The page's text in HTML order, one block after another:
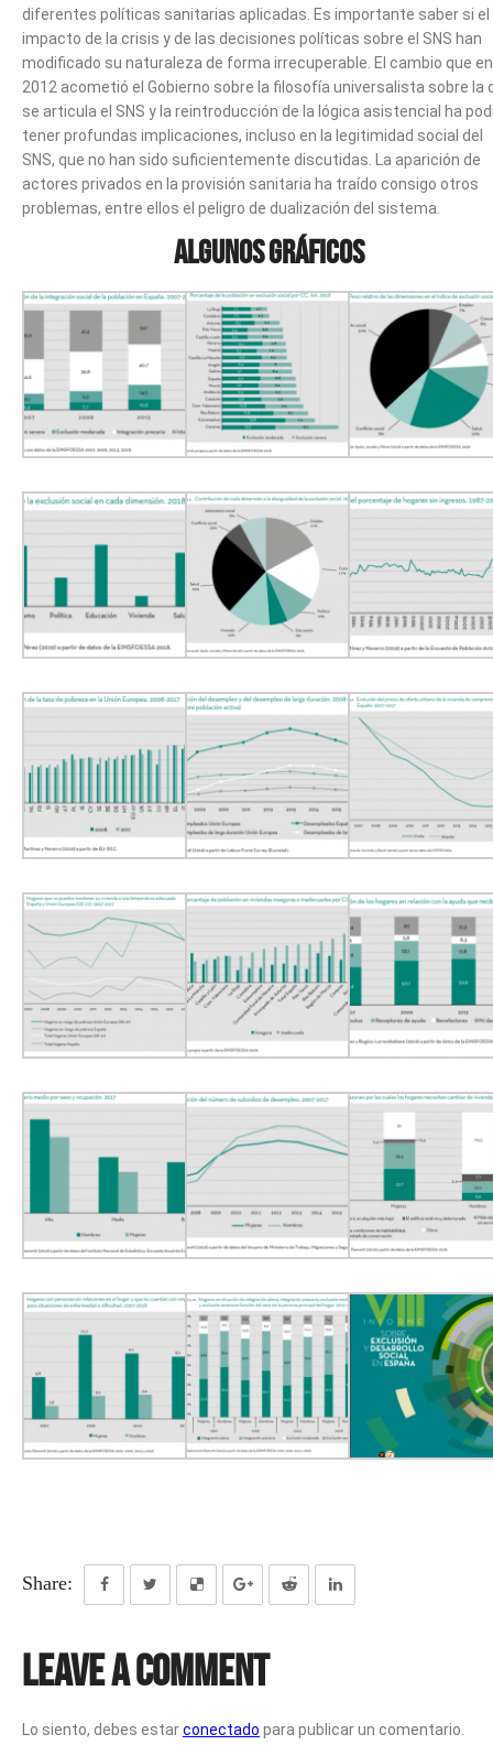
diferentes políticas sanitarias aplicadas. Es importante saber si el
impacto de la crisis y de las decisiones políticas sobre el SNS han
modificado su naturaleza de forma irrecuperable. El cambio que en
2012 acometió el Gobierno sobre la filosofía universalista sobre la
se articula el SNS y la reintroducción de la lógica asistencial ha
tener profundas implicaciones, incluso en la legitimidad social del
SNS, que no han sido suficientemente discutidas. La aparición de
actores privados en la provisión sanitaria ha traído consigo otros
problemas, entre ellos el peligro de dualización del sistema.
Algunos gráficos
Share:
Leave a Comment
Lo siento, debes estarconectado para publicar un comentario.